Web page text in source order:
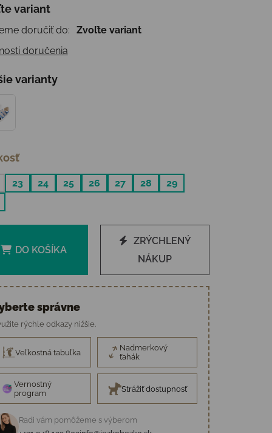
cena:
variant
doručiť do:
Zvoľte variant
doručenia
varianty
23 24 25 26 27 28
29
DO KOŠÍKA
ZRÝCHLENÝ
NÁKUP
správne
rýchle odkazy nižšie.
Veľkostná tabuľka
Nadmerkový
ťahák
Vernostný
program
Strážiť dostupnosť
Radi vám pomôžeme s výberom